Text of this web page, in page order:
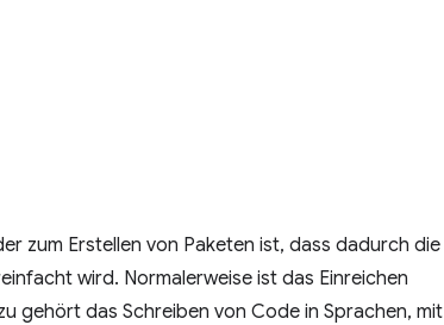
zum Erstellen von Paketen ist, dass dadurch die
wird. Normalerweise ist das Einreichen
gehört das Schreiben von Code in Sprachen, mit